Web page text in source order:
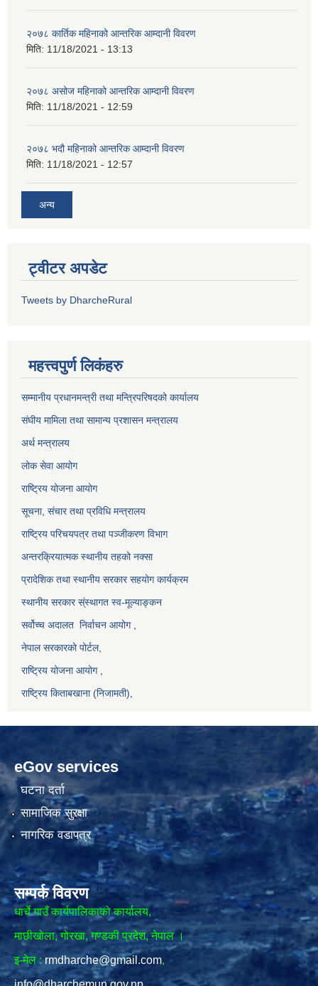
२०७८ कार्तिक महिनाको आन्तरिक आम्दानी विवरण
मिति: 11/18/2021 - 13:13
२०७८ असोज महिनाको आन्तरिक आम्दानी विवरण
मिति: 11/18/2021 - 12:59
२०७८ भदौ महिनाको आन्तरिक आम्दानी विवरण
मिति: 11/18/2021 - 12:57
अन्य
ट्वीटर अपडेट
Tweets by DharcheRural
महत्त्वपुर्ण लिकंहरु
सम्मानीय प्रधानमन्त्री तथा मन्त्रिपरिषदको कार्यालय
संघीय मामिला तथा सामान्य प्रशासन मन्त्रालय
अर्थ मन्त्रालय
लोक सेवा आयोग
राष्ट्रिय योजना आयोग
सूचना, संचार तथा प्रविधि मन्त्रालय
राष्ट्रिय परिचयपत्र तथा पञ्जीकरण विभाग
अन्तरक्रियात्मक स्थानीय तहको नक्सा
प्रादेशिक तथा स्थानीय सरकार सहयोग कार्यक्रम
स्थानीय सरकार स्ंस्थागत स्व-मूल्याङ्कन
सर्वोच्च अदालत निर्वाचन आयोग,
नेपाल सरकारको पोर्टल,
राष्ट्रिय योजना आयोग,
राष्ट्रिय किताबखाना (निजामती)
eGov services
घटना दर्ता
सामाजिक सुरक्षा
नागरिक वडापत्र
सम्पर्क विवरण
धार्चे गाउँ कार्यपालिकाको कार्यालय,
माछीखोला, गोरखा, गण्डकी प्रदेश, नेपाल ।
इ-मेल : rmdharche@gmail.com,